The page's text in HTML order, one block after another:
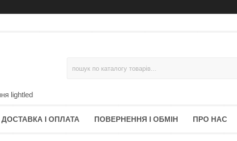
lightled
ДОСТАВКА І ОПЛАТА ПОВЕРНЕННЯ І ОБМІН ПРО НАС